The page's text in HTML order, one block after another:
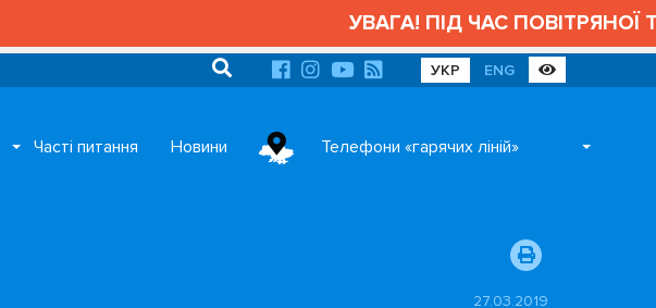
УВАГА! ПІД ЧАС ПОВІТРЯНОЇ
УКР ENG
Часті питання Новини Телефони «гарячих ліній»
27.03.2019